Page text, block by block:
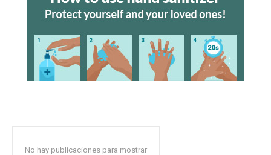
No hay publicaciones para mostrar